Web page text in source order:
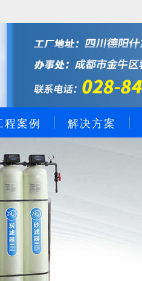
程案例 解决方案